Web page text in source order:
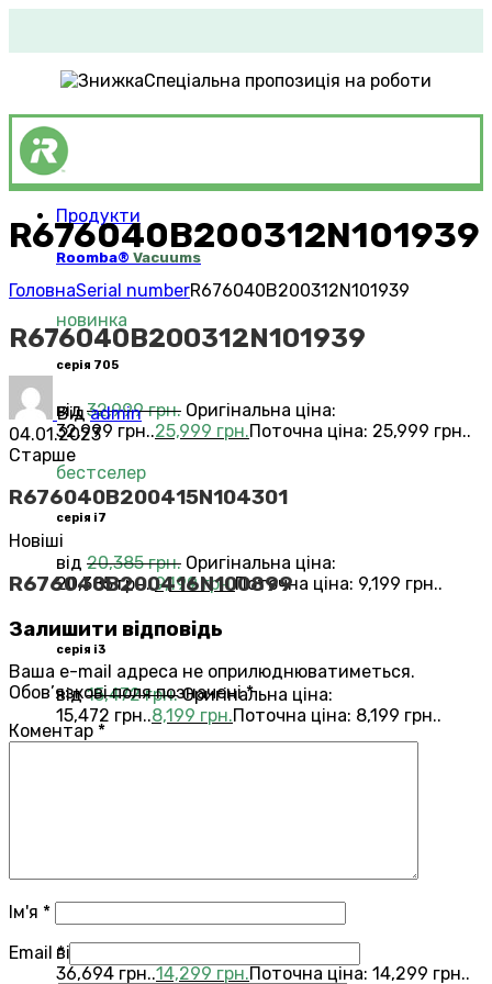
Спеціальна пропозиція на роботи
Продукти
Roomba® Vacuums
новинка
серія 705
від32,999грн. Оригінальна ціна:
32,999 грн..25,999 грн.Поточна ціна: 25,999 грн..
бестселер
серія i7
від 20,385грн. Оригінальна ціна:
20,385 грн..9,199 грн.Поточна ціна: 9,199 грн..
серія i3
від15,472грн. Оригінальна ціна:
15,472 грн..8,199 грн.Поточна ціна: 8,199 грн..
від
36,694 грн..14,299 грн.Поточна ціна: 14,299 грн..
R676040B200312N101939
ГоловнаSerial numberR676040B200312N101939
R676040B200312N101939
Відadmin
04.01.2023
Старше
R676040B200415N104301
Новіші
R676040B200416N100899
Залишити відповідь
Ваша e-mail адреса не оприлюднюватиметься.
Обов’язкові поля позначені*
Коментар *
Ім'я *
Email *